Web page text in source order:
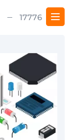
17776